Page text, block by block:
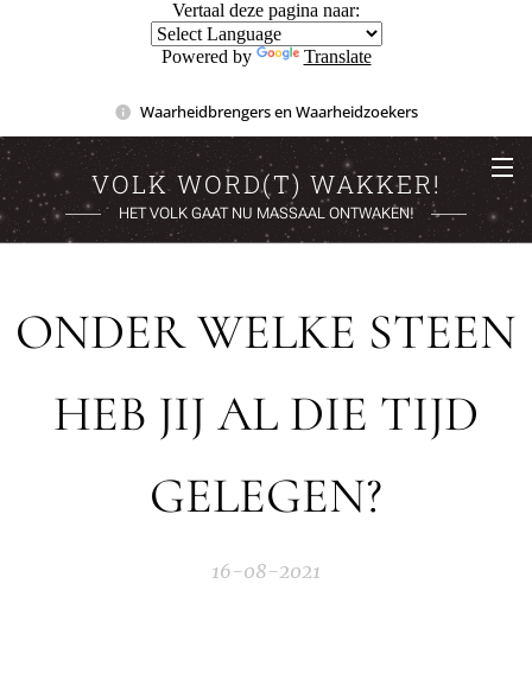
Vertaal deze pagina naar:
Powered by Translate
Waarheidbrengers en Waarheidzoekers
VOLK WORD(T) WAKKER!
HET VOLK GAAT NU MASSAAL ONTWAKEN!
ONDER WELKE STEEN
HEB JIJ AL DIE TIJD
GELEGEN?
16-08-2021